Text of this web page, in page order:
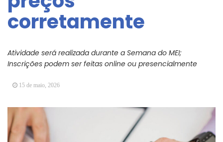
Arujá promove 2º encontro da Jornada de
Conhecimento em Bem-Estar Animal no Parque
dos Ipês
TOP
corretamente
Atividade será realizada durante a Semana do MEI;
Inscrições podem ser feitas online ou presencialmente
15 de maio, 2026